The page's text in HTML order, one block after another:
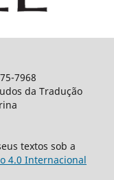
7968
da Tradução
textos sob a
4.0 Internacional